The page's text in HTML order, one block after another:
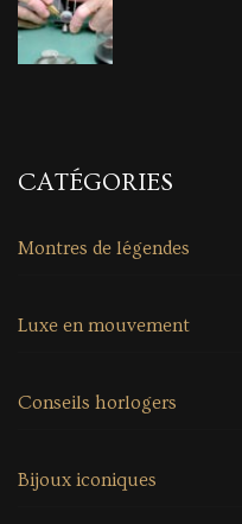
CATÉGORIES
Montres de légendes
Luxe en mouvement
Conseils horlogers
Bijoux iconiques